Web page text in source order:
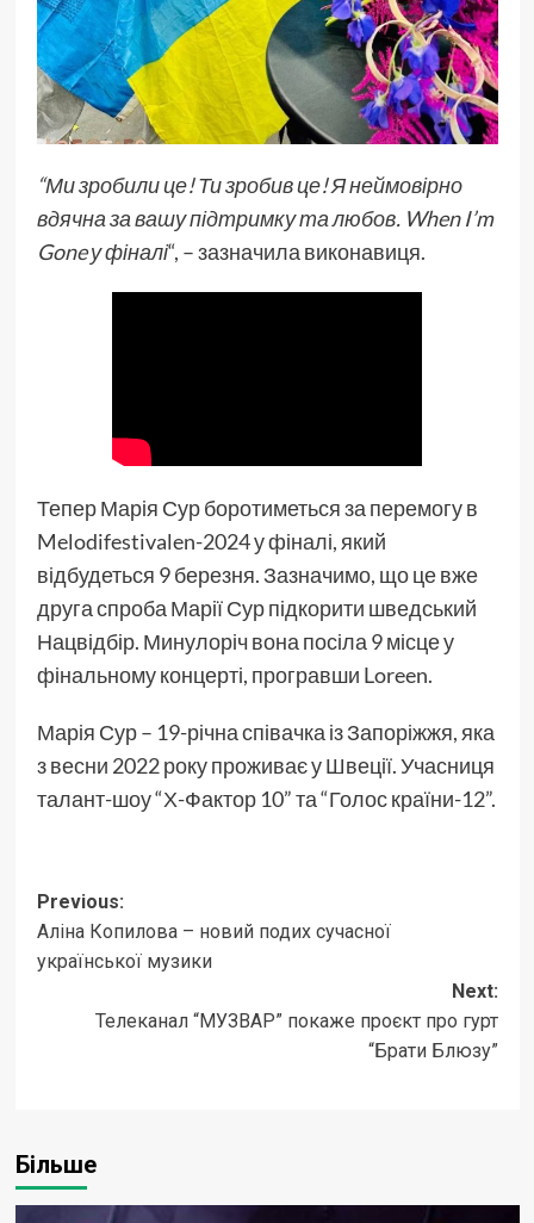
“Ми зробили це! Ти зробив це! Я неймовірно
вдячна за вашу підтримку та любов. When I’m
Gone у фіналі“, – зазначила виконавиця.
Тепер Марія Сур боротиметься за перемогу в
Melodifestivalen-2024 у фіналі, який
відбудеться 9 березня. Зазначимо, що це вже
друга спроба Марії Сур підкорити шведський
Нацвідбір. Минулоріч вона посіла 9 місце у
фінальному концерті, програвши Loreen.
Марія Сур – 19-річна співачка із Запоріжжя, яка
з весни 2022 року проживає у Швеції. Учасниця
талант-шоу “Х-Фактор 10” та “Голос країни-12”.
Post
navigation
Previous:
Аліна Копилова – новий подих сучасної
української музики
Next:
Телеканал “МУЗВАР” покаже проєкт про гурт
“Брати Блюзу”
Більше